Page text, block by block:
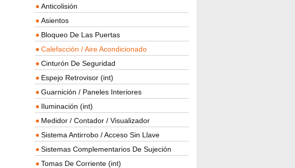
Anticolisión
Asientos
Bloqueo De Las Puertas
Calefacción / Aire Acondicionado
Cinturón De Seguridad
Espejo Retrovisor (int)
Guarnición / Paneles Interiores
Iluminación (int)
Medidor / Contador / Visualizador
Sistema Antirrobo / Acceso Sin Llave
Sistemas Complementarios De Sujeción
Tomas De Corriente (int)